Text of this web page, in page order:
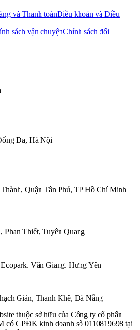
và Thanh toánĐiều khoản và Điều
sách vận chuyệnChính sách đổi
Đa, Hà Nội
Quận Tân Phú, TP Hồ Chí Minh
Phan Thiết, Tuyên Quang
Văn Giang, Hưng Yên
Gián, Thanh Khê, Đà Nẵng
thuộc sở hữu của Công ty cổ phẩn
có GPĐK kinh doanh số 0110819698 tại